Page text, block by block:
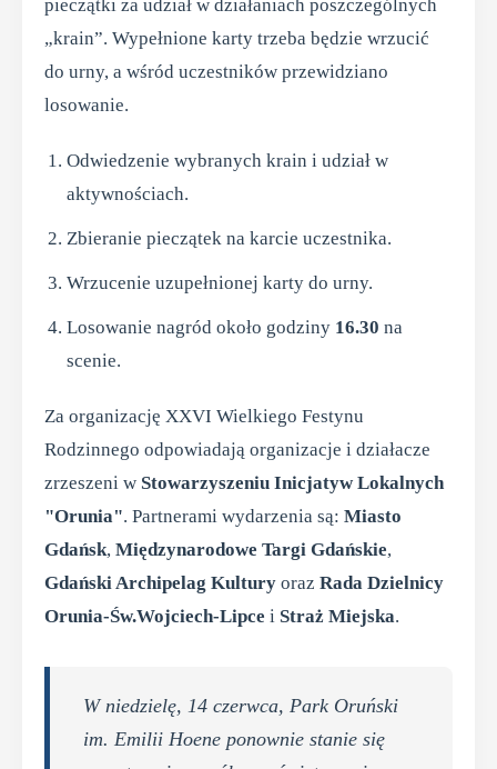
pieczątki za udział w działaniach poszczególnych
„krain”. Wypełnione karty trzeba będzie wrzucić
do urny, a wśród uczestników przewidziano
losowanie.
Odwiedzenie wybranych krain i udział w
aktywnościach.
Zbieranie pieczątek na karcie uczestnika.
Wrzucenie uzupełnionej karty do urny.
Losowanie nagród około godziny 16.30 na
scenie.
Za organizację XXVI Wielkiego Festynu
Rodzinnego odpowiadają organizacje i działacze
zrzeszeni w Stowarzyszeniu Inicjatyw Lokalnych
"Orunia". Partnerami wydarzenia są: Miasto
Gdańsk, Międzynarodowe Targi Gdańskie,
Gdański Archipelag Kultury oraz Rada Dzielnicy
Orunia-Św.Wojciech-Lipce i Straż Miejska.
W niedzielę, 14 czerwca, Park Oruński
im. Emilii Hoene ponownie stanie się